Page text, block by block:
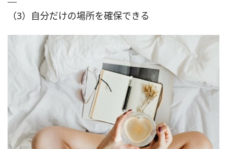
（3）自分だけの場所を確保できる